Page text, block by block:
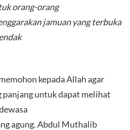
orang-orang
jamuan yang terbuka
kepada Allah agar
panjang untuk dapat melihat
agung. Abdul Muthalib